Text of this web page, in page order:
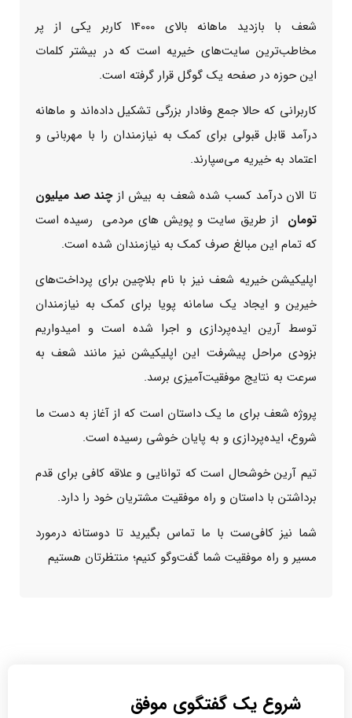
شعف با بازدید ماهانه بالای 14000 کاربر یکی از پر
مخاطب‌ترین سایت‌های خیریه است که در بیشتر کلمات
این حوزه در صفحه یک گوگل قرار گرفته است.
کاربرانی که حالا جمع وفادار بزرگی تشکیل داده‌اند و ماهانه
درآمد قابل قبولی برای کمک به نیازمندان را با مهربانی و
اعتماد به خیریه می‌سپارند.
تا الان درآمد کسب شده شعف به بیش ازچند صد میلیون
تومان از طریق سایت و پویش های مردمی رسیده است
که تمام این مبالغ صرف کمک به نیازمندان شده است.
اپلیکیشن خیریه شعف نیز با نام بلاچین برای پرداخت‌های
خیرین و ایجاد یک سامانه پویا برای کمک به نیازمندان
توسط آرین ایده‌پردازی و اجرا شده است و امیدواریم
بزودی مراحل پیشرفت این اپلیکیشن نیز مانند شعف به
سرعت به نتایج موفقیت‌آمیزی برسد.
پروژه شعف برای ما یک داستان است که از آغاز به دست ما
شروع، ایده‌پردازی و به پایان خوشی رسیده است.
تیم آرین خوشحال است که توانایی‌ و علاقه کافی برای قدم
برداشتن با داستان و راه موفقیت مشتریان خود را دارد.
شما نیز کافی‌ست با ما تماس بگیرید تا دوستانه درمورد
مسیر و راه موفقیت شما گفت‌وگو کنیم؛ منتظرتان هستیم
شروع یک گفتگوی موفق